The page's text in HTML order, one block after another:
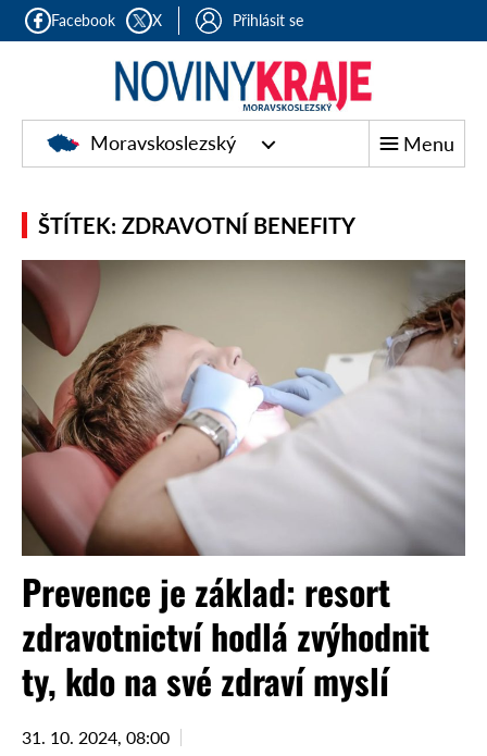
Facebook X Přihlásit se
Moravskoslezský Menu
ŠTÍTEK: ZDRAVOTNÍ BENEFITY
Prevence je základ: resort
zdravotnictví hodlá zvýhodnit
ty, kdo na své zdraví myslí
31. 10. 2024, 08:00